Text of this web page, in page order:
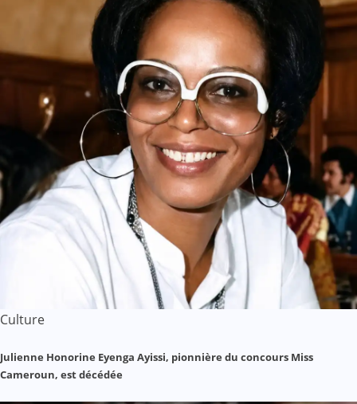
Culture
Julienne Honorine Eyenga Ayissi, pionnière du concours Miss
Cameroun, est décédée